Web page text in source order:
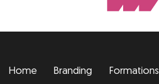
Home Branding Formations